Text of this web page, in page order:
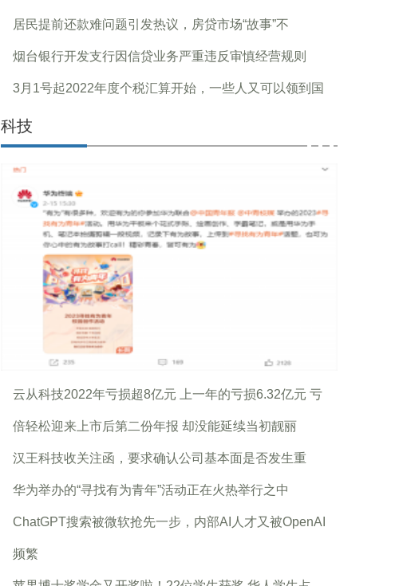
居民提前还款难问题引发热议，房贷市场“故事”不
烟台银行开发支行因信贷业务严重违反审慎经营规则
3月1号起2022年度个税汇算开始，一些人又可以领到国
科技
云从科技2022年亏损超8亿元 上一年的亏损6.32亿元 亏
倍轻松迎来上市后第二份年报 却没能延续当初靓丽
汉王科技收关注函，要求确认公司基本面是否发生重
华为举办的“寻找有为青年”活动正在火热举行之中
ChatGPT搜索被微软抢先一步，内部AI人才又被OpenAI
频繁